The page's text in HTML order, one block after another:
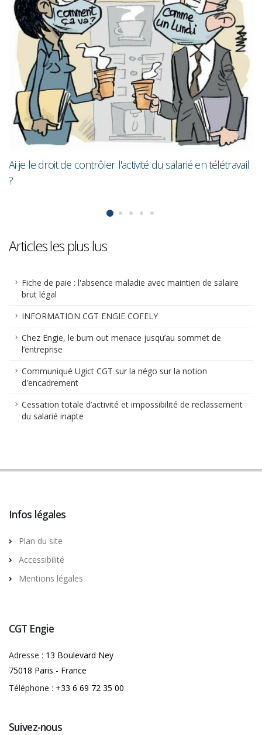
du salarié en télétravail
Les femmes gagnent toujours en
moins que les hommes
Articles les plus lus
Fiche de paie : l'absence maladie avec maintien de salaire
brut légal
INFORMATION CGT ENGIE COFELY
Chez Engie, le burn out menace jusqu’au sommet de
l’entreprise
Communiqué Ugict CGT sur la négo sur la notion
d'encadrement
Cessation totale d’activité et impossibilité de reclassement
du salarié inapte
Infos légales
Plan du site
Accessibilité
Mentions légales
CGT Engie
Adresse : 13 Boulevard Ney
75018 Paris - France
Téléphone : +33 6 69 72 35 00
Suivez-nous